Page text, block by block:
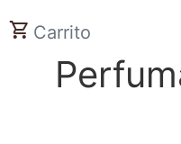
Carrito